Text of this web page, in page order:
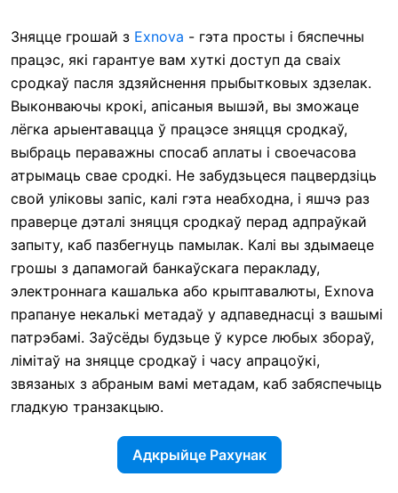
Зняцце грошай з Exnova - гэта просты і бяспечны
працэс, які гарантуе вам хуткі доступ да сваіх
сродкаў пасля здзяйснення прыбытковых здзелак.
Выконваючы крокі, апісаныя вышэй, вы зможаце
лёгка арыентавацца ў працэсе зняцця сродкаў,
выбраць пераважны спосаб аплаты і своечасова
атрымаць свае сродкі. Не забудзьцеся пацвердзіць
свой уліковы запіс, калі гэта неабходна, і яшчэ раз
праверце дэталі зняцця сродкаў перад адпраўкай
запыту, каб пазбегнуць памылак. Калі вы здымаеце
грошы з дапамогай банкаўскага перакладу,
электроннага кашалька або крыптавалюты, Exnova
прапануе некалькі метадаў у адпаведнасці з вашымі
патрэбамі. Заўсёды будзьце ў курсе любых збораў,
лімітаў на зняцце сродкаў і часу апрацоўкі,
звязаных з абраным вамі метадам, каб забяспечыць
гладкую транзакцыю.
Адкрыйце Рахунак